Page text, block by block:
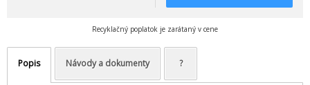
Recyklačný poplatok je zarátaný v cene
Popis Návody a dokumenty ?